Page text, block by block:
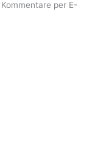
per E-